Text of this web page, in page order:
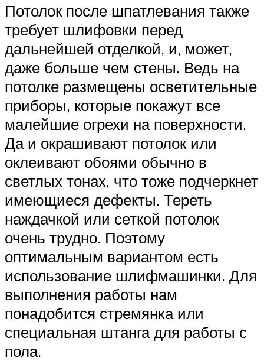
Потолок после шпатлевания также
требует шлифовки перед
дальнейшей отделкой, и, может,
даже больше чем стены. Ведь на
потолке размещены осветительные
приборы, которые покажут все
малейшие огрехи на поверхности.
Да и окрашивают потолок или
оклеивают обоями обычно в
светлых тонах, что тоже подчеркнет
имеющиеся дефекты. Тереть
наждачкой или сеткой потолок
очень трудно. Поэтому
оптимальным вариантом есть
использование шлифмашинки. Для
выполнения работы нам
понадобится стремянка или
специальная штанга для работы с
пола.